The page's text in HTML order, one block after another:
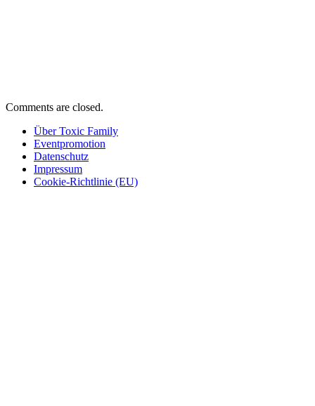
Comments are closed.
Über Toxic Family
Eventpromotion
Datenschutz
Impressum
Cookie-Richtlinie (EU)